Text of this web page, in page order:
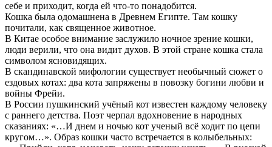
себе и приходит, когда ей что-то понадобится.
Кошка была одомашнена в Древнем Египте. Там кошку
почитали, как священное животное.
В Китае особое внимание заслужило ночное зрение кошки,
люди верили, что она видит духов. В этой стране кошка стала
символом ясновидящих.
В скандинавской мифологии существует необычный сюжет о
ездовых котах: два кота запряжены в повозку богини любви и
войны Фрейи.
В России пушкинский учёный кот известен каждому человеку
с раннего детства. Поэт черпал вдохновение в народных
сказаниях: «…И днем и ночью кот ученый всё ходит по цепи
кругом…». Образ кошки часто встречается в колыбельных: